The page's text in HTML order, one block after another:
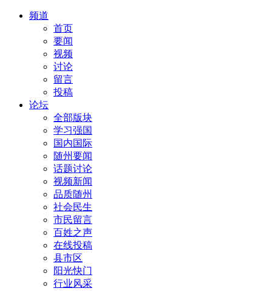
频道
首页
要闻
视频
讨论
留言
投稿
论坛
全部版块
学习强国
国内国际
随州要闻
话题讨论
视频新闻
品质随州
社会民生
市民留言
百姓之声
在线投稿
县市区
阳光快门
行业风采